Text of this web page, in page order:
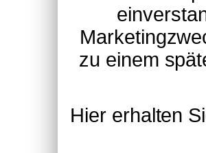
zu einem
Hier erhalten